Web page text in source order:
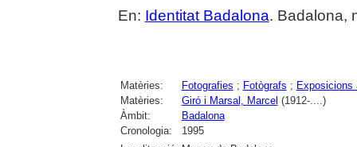
En: Identitat Badalona. Badalona,
Matèries: Fotografies ; Fotògrafs ; Exposicions
Matèries:
Giró i Marsal, Marcel (1912-....)
Àmbit:
Badalona
Cronologia:
1995